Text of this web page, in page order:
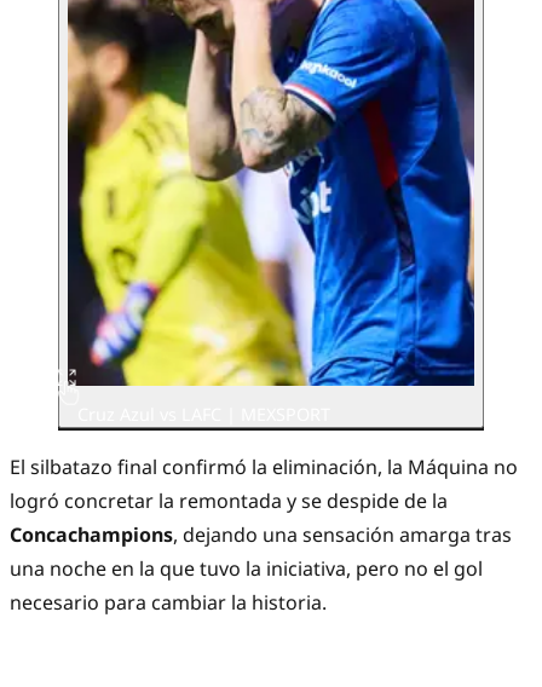
El silbatazo final confirmó la eliminación, la Máquina no
logró concretar la remontada y se despide de la
Concachampions, dejando una sensación amarga tras
una noche en la que tuvo la iniciativa, pero no el gol
necesario para cambiar la historia.